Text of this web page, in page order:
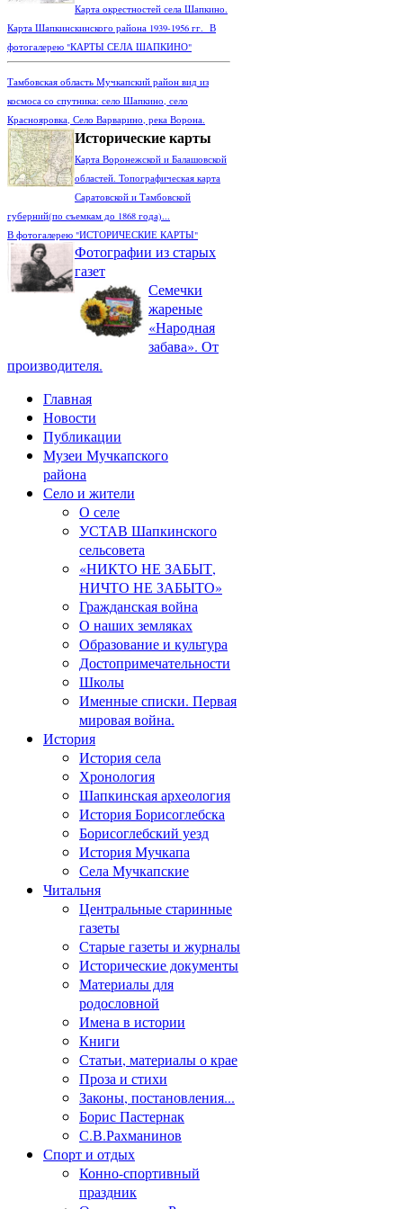
Карта окрестностей села Шапкино.
Карта Шапкинскинского района 1939-1956 гг. В
фотогалерею "КАРТЫ СЕЛА ШАПКИНО"
Тамбовская область Мучкапский район вид из
космоса со спутника: село Шапкино, село
Краснояровка, Село Варварино, река Ворона.
Исторические карты
Карта Воронежской и Балашовской
областей. Топографическая карта
Саратовской и Тамбовской
губерний(по съемкам до 1868 года)...
В фотогалерею "ИСТОРИЧЕСКИЕ КАРТЫ"
Фотографии из старых
газет
Семечки
жареные
«Народная
забава». От
производителя.
Главная
Новости
Публикации
Музеи Мучкапского
района
Село и жители
О селе
УСТАВ Шапкинского
сельсовета
«НИКТО НЕ ЗАБЫТ,
НИЧТО НЕ ЗАБЫТО»
Гражданская война
О наших земляках
Образование и культура
Достопримечательности
Школы
Именные списки. Первая
мировая война.
История
История села
Хронология
Шапкинская археология
История Борисоглебска
Борисоглебский уезд
История Мучкапа
Села Мучкапские
Читальня
Центральные старинные
газеты
Старые газеты и журналы
Исторические документы
Материалы для
родословной
Имена в истории
Книги
Статьи, материалы о крае
Проза и стихи
Законы, постановления...
Борис Пастернак
С.В.Рахманинов
Спорт и отдых
Конно-спортивный
праздник